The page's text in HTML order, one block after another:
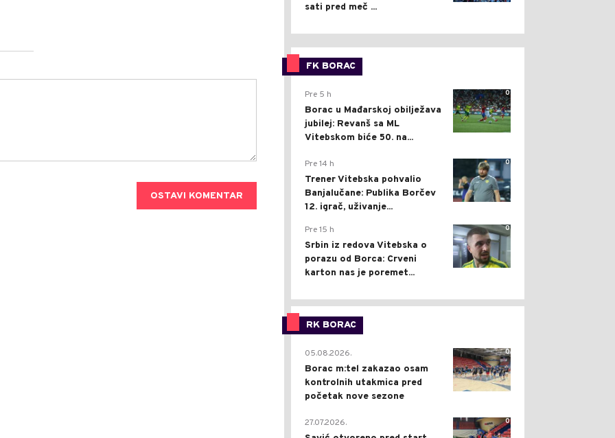
OSTAVI KOMENTAR
sati pred meč ...
FK BORAC
0
Pre 5 h
Borac u Mađarskoj obilježava
jubilej: Revanš sa ML
Vitebskom biće 50. na...
0
Pre 14 h
Trener Vitebska pohvalio
Banjalučane: Publika Borčev
12. igrač, uživanje...
0
Pre 15 h
Srbin iz redova Vitebska o
porazu od Borca: Crveni
karton nas je poremet...
RK BORAC
0
05.08.2026.
Borac m:tel zakazao osam
kontrolnih utakmica pred
početak nove sezone
0
27.07.2026.